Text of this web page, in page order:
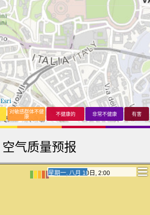
Esri
对敏感群体不健
康 不健康的 非常不健康 有害
空气质量预报
星期一, 八月 10日, 21:00
星期一, 八月 10日, 21:00